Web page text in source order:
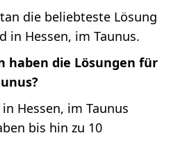
die beliebteste Lösung
in Hessen, im Taunus.
haben die Lösungen für
Hessen, im Taunus
bis hin zu 10